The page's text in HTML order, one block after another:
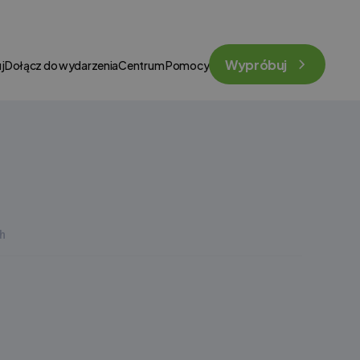
Dołącz do wydarzeniaCentrum Pomocy Wypróbuj